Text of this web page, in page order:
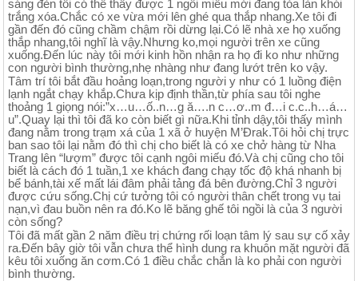
sáng đèn tôi có thể thấy được 1 ngôi miếu mới đang tỏa làn khói
trắng xóa.Chắc có xe vừa mới lên ghé qua thắp nhang.Xe tôi đi
gần đến đó cũng chầm chậm rồi dừng lại.Có lẽ nhà xe họ xuống
thắp nhang,tôi nghĩ là vậy.Nhưng ko,mọi người trên xe cũng
xuống.Đến lúc này tôi mới kinh hồn nhận ra họ đi ko như những
con người bình thường,nhẹ nhàng như đang lướt trên ko vậy.
Tâm trí tôi bắt đầu hoảng loạn,trong người y như có 1 luồng điện
lạnh ngắt chạy khắp.Chưa kịp định thần,từ phía sau tôi nghe
thoảng 1 giọng nói:”x…u…ố..n…g ă….n c…ơ..m đ…i c.c..h…á…
u”.Quay lại thì tôi đã ko còn biết gì nữa.Khi tỉnh dậy,tôi thấy mình
đang nằm trong trạm xá của 1 xã ở huyện M’Đrak.Tôi hỏi chị trực
ban sao tôi lại nằm đó thì chị cho biết là có xe chở hàng từ Nha
Trang lên “lượm” được tôi cạnh ngôi miếu đó.Và chị cũng cho tôi
biết là cách đó 1 tuần,1 xe khách đang chạy tốc độ khá nhanh bị
bể bánh,tài xế mất lái đâm phải tảng đá bên đường.Chỉ 3 người
được cứu sống.Chị cứ tưởng tôi có người thân chết trong vụ tai
nạn,vì đau buồn nên ra đó.Ko lẽ băng ghế tôi ngồi là của 3 người
còn sống?
Tôi đã mất gần 2 năm điều trị chứng rối loạn tâm lý sau sự cố xảy
ra.Đến bây giờ tôi vẫn chưa thể hình dung ra khuôn mặt người đã
kêu tôi xuống ăn cơm.Có 1 điều chắc chắn là ko phải con người
bình thường.